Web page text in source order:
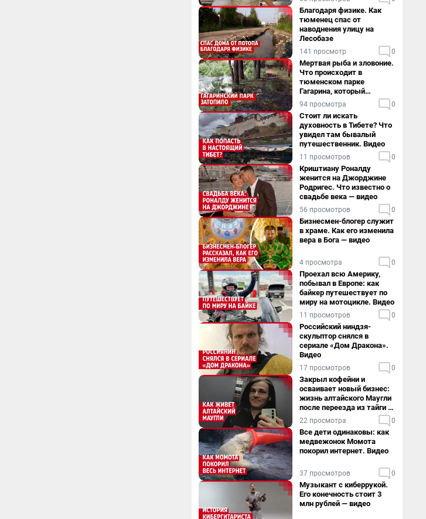
Благодаря физике. Как
тюменец спас от
наводнения улицу на
Лесобазе
141 просмотр 0
Мертвая рыба и зловоние.
Что происходит в
тюменском парке
Гагарина, который
поглощает черная вода
94 просмотра 0
Стоит ли искать
духовность в Тибете? Что
увидел там бывалый
путешественник. Видео
11 просмотров 0
Криштиану Роналду
женится на Джорджине
Родригес. Что известно о
свадьбе века — видео
56 просмотров 0
Бизнесмен-блогер служит
в храме. Как его изменила
вера в Бога — видео
4 просмотра 0
Проехал всю Америку,
побывал в Европе: как
байкер путешествует по
миру на мотоцикле. Видео
11 просмотров 0
Российский ниндзя-
скульптор снялся в
сериале «Дом Дракона».
Видео
17 просмотров 0
Закрыл кофейни и
осваивает новый бизнес:
жизнь алтайского Маугли
после переезда из тайги в
столицу
22 просмотра 0
Все дети одинаковы: как
медвежонок Момота
покорил интернет. Видео
37 просмотров 0
Музыкант с киберрукой.
Его конечность стоит 3
млн рублей — видео